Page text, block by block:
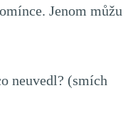
Jenom můžu
neuvedl? (smích